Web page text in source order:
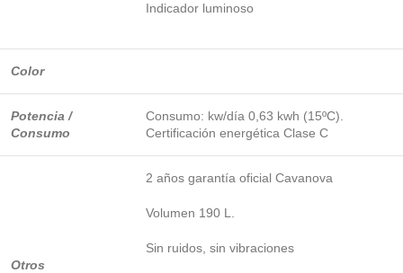
Indicador luminoso
Color
Potencia /
Consumo
Consumo: kw/día 0,63 kwh (15ºC).
Certificación energética Clase C
Otros
2 años garantía oficial Cavanova
Volumen 190 L.
Sin ruidos, sin vibraciones